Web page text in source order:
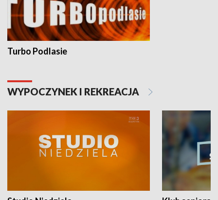
Turbo Podlasie
WYPOCZYNEK I REKREACJA